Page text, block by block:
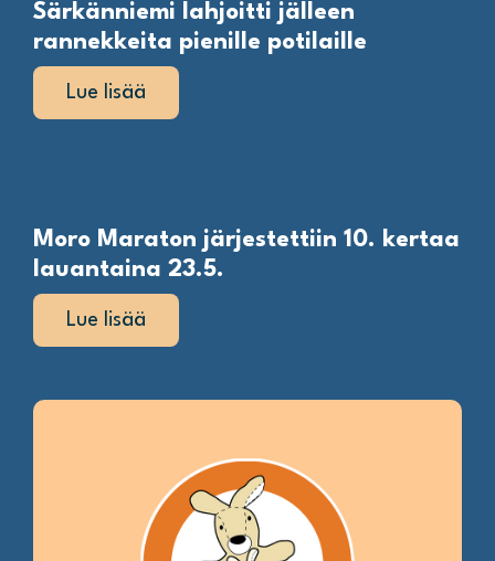
Särkänniemi lahjoitti jälleen
rannekkeita pienille potilaille
Lue lisää
Moro Maraton järjestettiin 10. kertaa
lauantaina 23.5.
Lue lisää